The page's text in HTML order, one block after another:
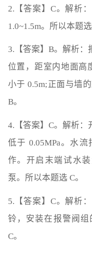
2.【答案】C。解析
1.0~1.5m。所以本题选
3.【答案】B。解析：
位置，距室内地面高
小于 0.5m;正面与墙
B。
4.【答案】C。解析
低于 0.05MPa。水
作。开启末端试水
泵。所以本题选 C。
5.【答案】C。解析
铃，安装在报警阀
C。